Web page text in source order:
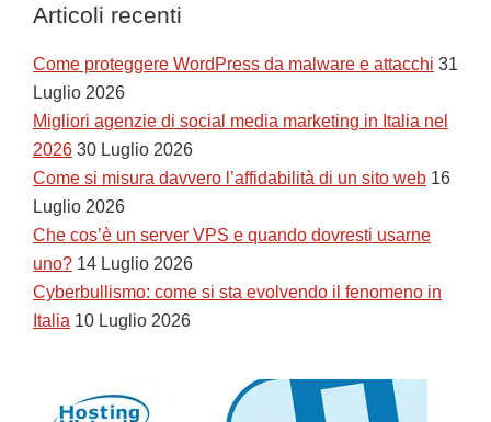
Articoli recenti
Come proteggere WordPress da malware e attacchi 31
Luglio 2026
Migliori agenzie di social media marketing in Italia nel
2026 30 Luglio 2026
Come si misura davvero l’affidabilità di un sito web 16
Luglio 2026
Che cos’è un server VPS e quando dovresti usarne
uno? 14 Luglio 2026
Cyberbullismo: come si sta evolvendo il fenomeno in
Italia 10 Luglio 2026